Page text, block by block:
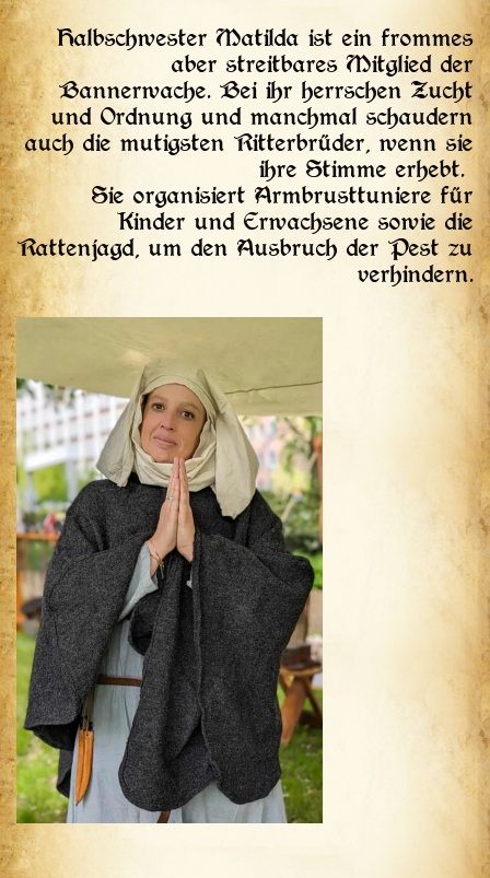
Halbschwester Matilda ist ein frommes
aber streitbares Mitglied der
Bannerwache. Bei ihr herrschen Zucht
und Ordnung und manchmal schaudern
auch die mutigsten Ritterbrüder, wenn sie
ihre Stimme erhebt.
Sie organisiert Armbrusttuniere für
Kinder und Erwachsene sowie die
Rattenjagd, um den Ausbruch der Pest zu
verhindern.